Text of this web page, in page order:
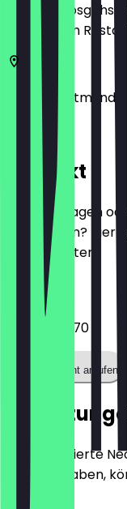
Bevor du
zeige ihn im
44263
Dortmund
Am Stift 16
Kontakt
Hast du Fragen
reservieren?
Kontaktdaten.
Telefon
0231 41911770
Restaurant anrufen
Nur registrierte
besucht haben,